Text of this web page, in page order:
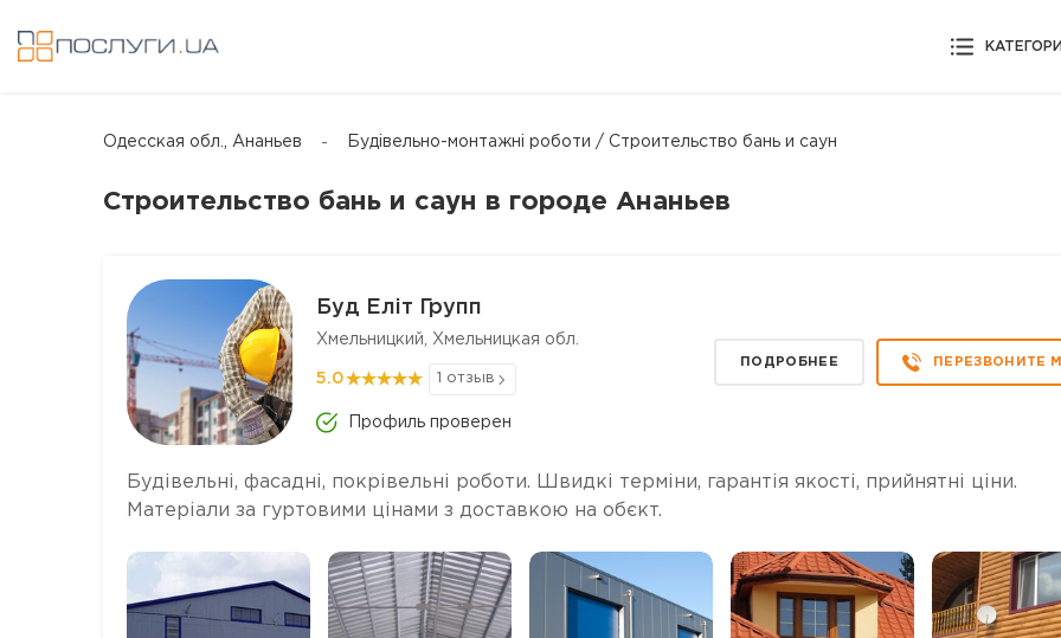
Одесская обл., Ананьев Будівельно-монтажні роботи / Строительство бань и саун
Строительство бань и саун в городе Ананьев
Буд Еліт Групп
Хмельницкий, Хмельницкая обл.
5.0 1 отзыв
Профиль проверен
ПОДРОБНЕЕ ПЕРЕЗВОНИТЕ
Будівельні, фасадні, покрівельні роботи. Швидкі терміни, гарантія якості, прийнятні ціни.
Матеріали за гуртовими цінами з доставкою на обєкт.